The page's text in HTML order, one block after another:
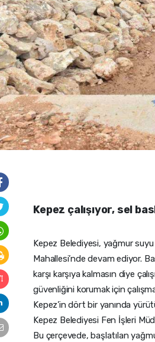
Kepez çalışıyor, sel
Kepez Belediyesi, yağmur suyu
Mahallesi’nde devam ediyor.
karşı karşıya kalmasın diye
güvenliğini korumak için
Kepez’in dört bir yanında
Kepez Belediyesi Fen İşleri
Bu çerçevede, başlatılan